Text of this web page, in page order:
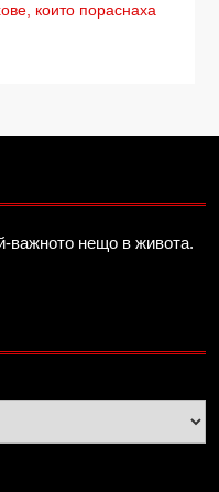
които пораснаха
важното нещо в живота.